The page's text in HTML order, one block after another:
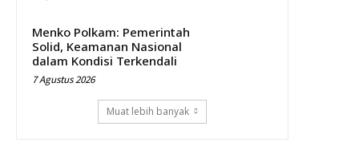
Menko Polkam: Pemerintah
Solid, Keamanan Nasional
dalam Kondisi Terkendali
7 Agustus 2026
Muat lebih banyak